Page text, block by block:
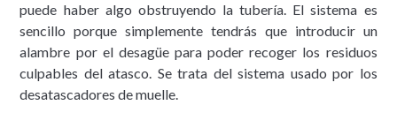
puede haber algo obstruyendo la tubería. El sistema es
sencillo porque simplemente tendrás que introducir un
alambre por el desagüe para poder recoger los residuos
culpables del atasco. Se trata del sistema usado por los
desatascadores de muelle.